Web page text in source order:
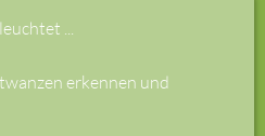
...
erkennen und